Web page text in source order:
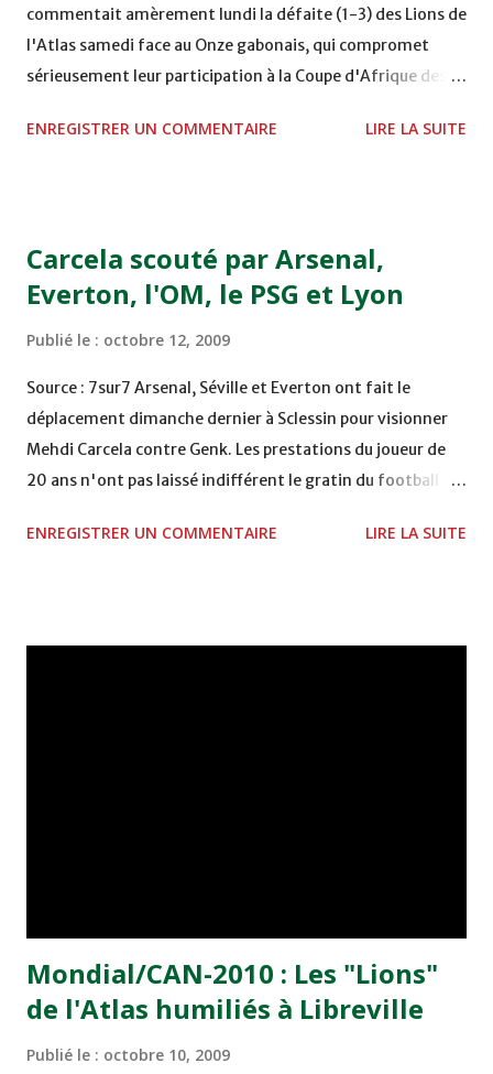
commentait amèrement lundi la défaite (1-3) des Lions de
l'Atlas samedi face au Onze gabonais, qui compromet
sérieusement leur participation à la Coupe d'Afrique des
joueurs marocains, en particulier les "stars" évoluant dans
Français Roger Lemerre, "remercié" le 9 juillet. Le Maroc
est actuellement 4ème et dernier du groupe A des
Cameroun (10), le Gabon (9) et le Togo (5). Il lui reste un
match à jouer, le 14 novembre contre le Cameroun. "Une
sélection nationale pitoyable", titrait Le Matin, estimant
que "contre le Gabon, ce fut la plus faible formation de
l'histoire du football marocain". "Forc...
ENREGISTRER UN COMMENTAIRE LIRE LA SUITE
Carcela scouté par Arsenal,
Everton, l'OM, le PSG et Lyon
Publié le : octobre 12, 2009
Source : 7sur7 Arsenal, Séville et Everton ont fait le
déplacement dimanche dernier à Sclessin pour visionner
Mehdi Carcela contre Genk. Les prestations du joueur de
20 ans n'ont pas laissé indifférent le gratin du football
et Marseille suivraient également de très près celui qui
ENREGISTRER UN COMMENTAIRE LIRE LA SUITE
Mondial/CAN-2010 : Les "Lions"
de l'Atlas humiliés à Libreville
Publié le : octobre 10, 2009